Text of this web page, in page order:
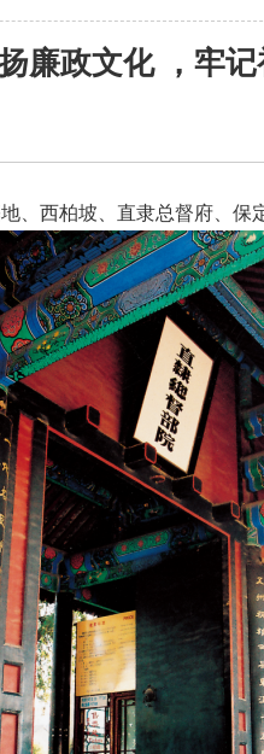
廉政文化 ，牢
、西柏坡、直隶总督府、保